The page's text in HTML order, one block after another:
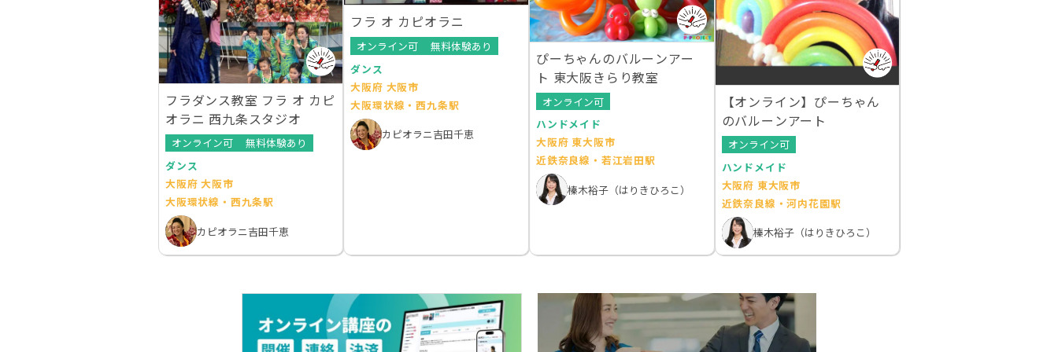
フラダンス教室 フラ オ カピ
オラニ 西九条スタジオ
オンライン可
無料体験あり
ダンス
大阪府 大阪市
大阪環状線・西九条駅
カピオラニ吉田千恵
フラ オ カピオラニ
オンライン可
無料体験あり
ダンス
大阪府 大阪市
大阪環状線・西九条駅
カピオラニ吉田千恵
ぴーちゃんのバルーンアー
ト 東大阪きらり教室
オンライン可
ハンドメイド
大阪府 東大阪市
近鉄奈良線・若江岩田駅
榛木裕子（はりきひろこ）
【オンライン】ぴーちゃん
のバルーンアート
オンライン可
ハンドメイド
大阪府 東大阪市
近鉄奈良線・河内花園駅
榛木裕子（はりきひろこ）